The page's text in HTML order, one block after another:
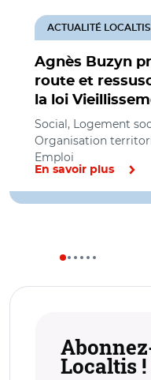
Agnès Buzyn
route et
la loi
ACTUALITÉ LOCALTIS
Social, Logement
Organisation
Emploi
En savoir plus
Localtis !